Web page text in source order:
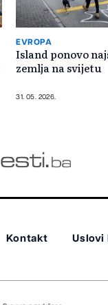
EVROPA
Island ponovo
zemlja na svijetu
31. 05. 2026.
Kontakt Uslovi